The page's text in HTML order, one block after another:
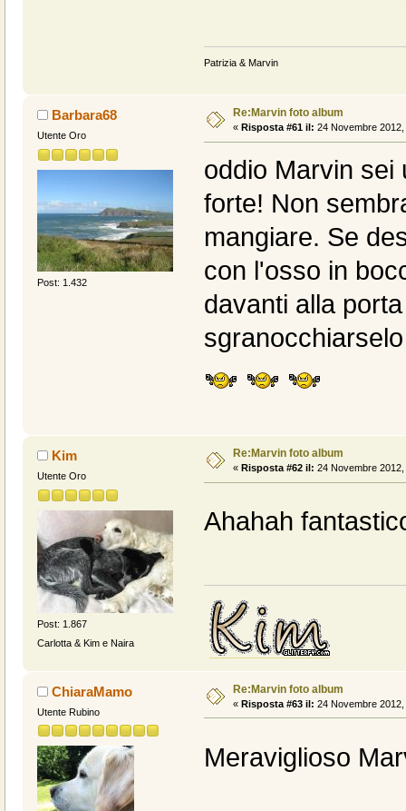
Patrizia & Marvin
Barbara68
Utente Oro
Post: 1.432
Re:Marvin foto album
« Risposta #61 il: 24 Novembre
oddio Marvin
forte! Non
mangiare. Se
con l'osso in
davanti alla
Kim
Utente Oro
Post: 1.867
Carlotta & Kim e Naira
Re:Marvin foto album
« Risposta #62 il: 24 Novembre
Ahahah
ChiaraMamo
Utente Rubino
Re:Marvin foto album
« Risposta #63 il: 24 Novembre
Meraviglioso